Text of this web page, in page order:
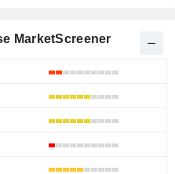
MarketScreener